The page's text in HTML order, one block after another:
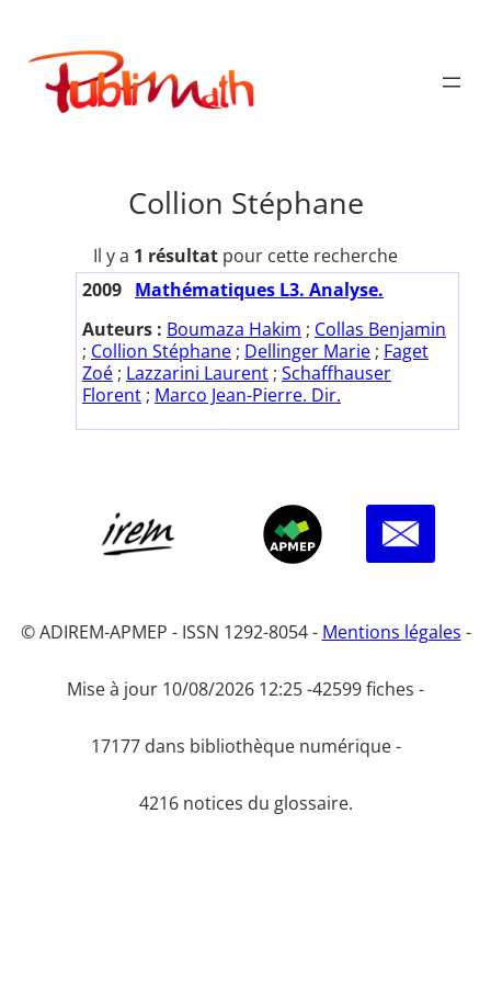
contenu
Publimath
Collion Stéphane
Il y a 1 résultat pour cette recherche
2009 Mathématiques L3. Analyse.
Auteurs : Boumaza Hakim ; Collas Benjamin
; Collion Stéphane ; Dellinger Marie ; Faget
Zoé ; Lazzarini Laurent ; Schaffhauser
Florent ; Marco Jean-Pierre. Dir.
© ADIREM-APMEP - ISSN 1292-8054 - Mentions légales -
Mise à jour 10/08/2026 12:25 -42599 fiches -
17177 dans bibliothèque numérique -
4216 notices du glossaire.